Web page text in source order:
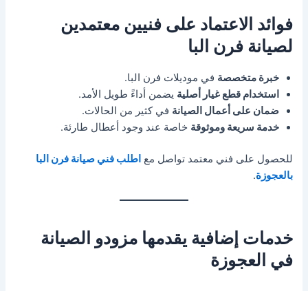
فوائد الاعتماد على فنيين معتمدين
لصيانة فرن البا
خبرة متخصصة في موديلات فرن البا.
استخدام قطع غيار أصلية يضمن أداءً طويل الأمد.
ضمان على أعمال الصيانة في كثير من الحالات.
خدمة سريعة وموثوقة خاصة عند وجود أعطال طارئة.
للحصول على فني معتمد تواصل مع اطلب فني صيانة فرن البا
بالعجوزة.
خدمات إضافية يقدمها مزودو الصيانة
في العجوزة